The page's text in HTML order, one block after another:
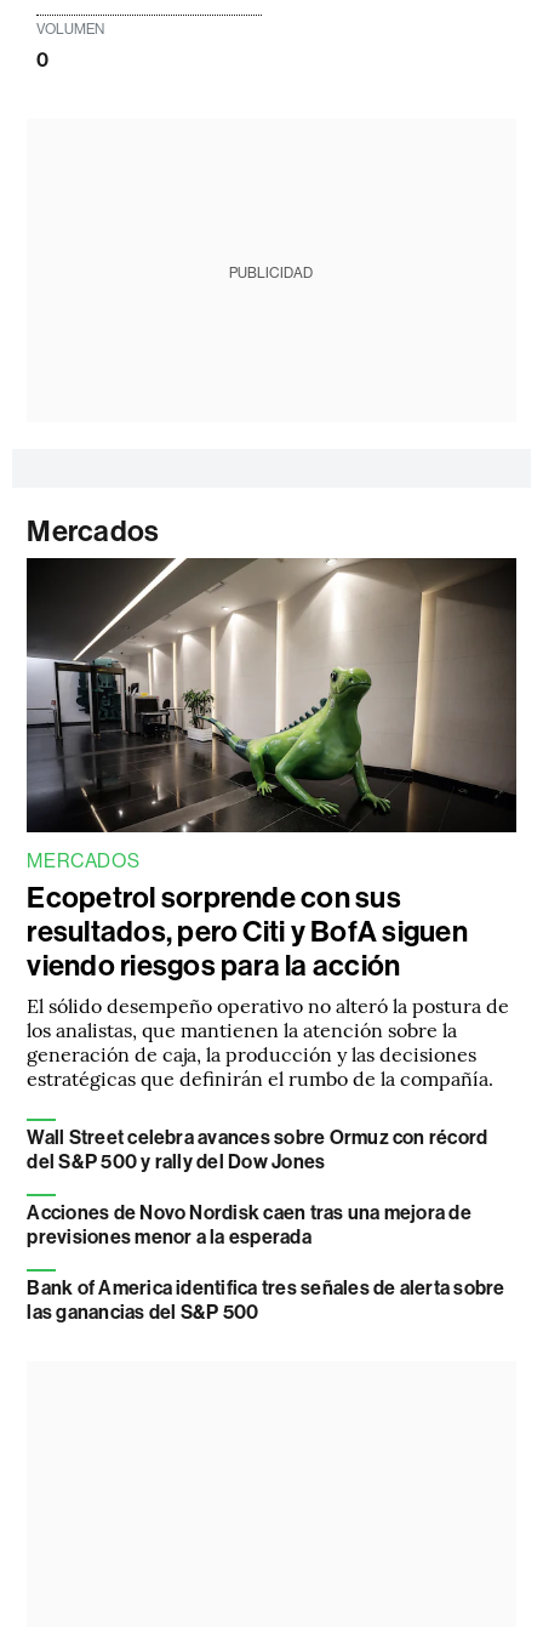
VOLUMEN
0
PUBLICIDAD
Mercados
MERCADOS
Ecopetrol sorprende con sus
resultados, pero Citi y BofA siguen
viendo riesgos para la acción
El sólido desempeño operativo no alteró la postura de
los analistas, que mantienen la atención sobre la
generación de caja, la producción y las decisiones
estratégicas que definirán el rumbo de la compañía.
Wall Street celebra avances sobre Ormuz con récord
del S&P 500 y rally del Dow Jones
Acciones de Novo Nordisk caen tras una mejora de
previsiones menor a la esperada
Bank of America identifica tres señales de alerta sobre
las ganancias del S&P 500